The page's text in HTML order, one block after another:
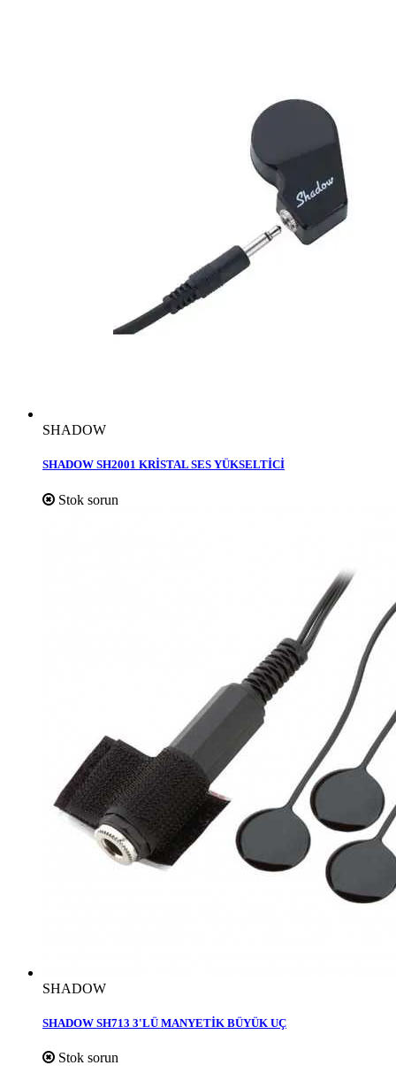
SHADOW
SHADOW SH2001 KRİSTAL SES YÜKSELTİCİ
Stok sorun
SHADOW
SHADOW SH713 3'LÜ MANYETİK BÜYÜK UÇ
Stok sorun